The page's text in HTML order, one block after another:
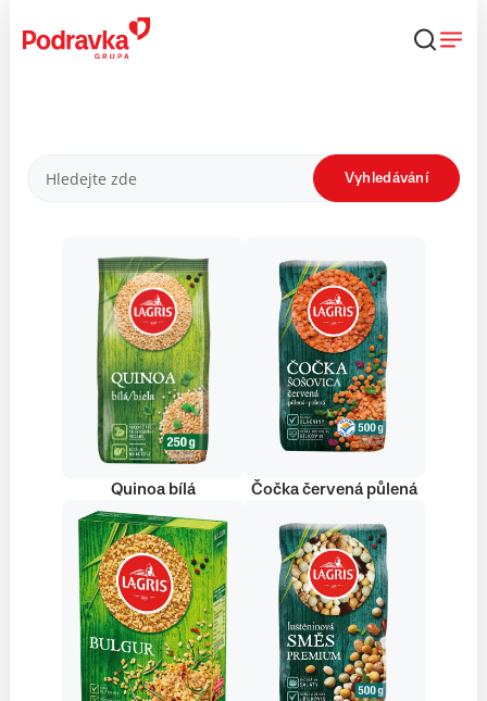
obsahu
Produkty Vyhledávání
Quinoa bílá Čočka červená půlená